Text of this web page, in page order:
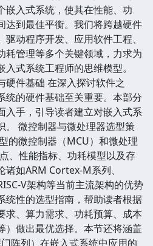
嵌入式系统，使其在性能、功
达到最佳平衡。我们将跨越硬件
动程序开发、应用软件工程、
耗管理等多个关键领域，力求为
式系统工程师的思维模型。
硬件基础 在深入探讨软件之
统的硬件基础至关重要。本部分
入手，引导读者建立对嵌入式系
。 微控制器与微处理器选型策
的微控制器（MCU）和微处理
、性能指标、功耗模型以及存
如ARM Cortex-M系列、
V架构等当前主流架构的优势
统性的选型指南，帮助读者根据
求、算力需求、功耗预算、成本
）做出最优选择。本节还将涵盖
阵列）在嵌入式系统中应用的